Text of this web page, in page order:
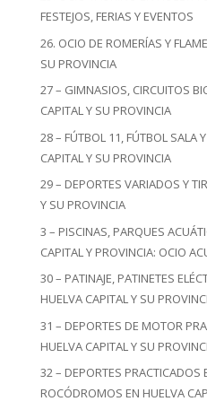
FESTEJOS, FERIAS Y EVENTOS
26. OCIO DE ROMERÍAS Y
SU PROVINCIA
27 – GIMNASIOS, CIRCUITOS
CAPITAL Y SU PROVINCIA
28 – FÚTBOL 11, FÚTBOL SALA
CAPITAL Y SU PROVINCIA
29 – DEPORTES VARIADOS Y
Y SU PROVINCIA
3 – PISCINAS, PARQUES
CAPITAL Y PROVINCIA: OCIO
30 – PATINAJE, PATINETES
HUELVA CAPITAL Y SU
31 – DEPORTES DE MOTOR
HUELVA CAPITAL Y SU
32 – DEPORTES PRACTICADOS
ROCÓDROMOS EN HUELVA